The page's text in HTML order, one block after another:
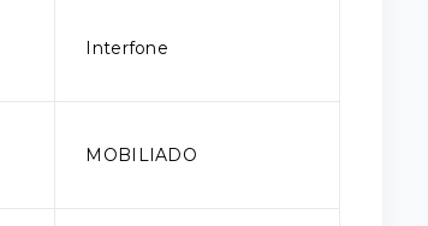
Interfone
MOBILIADO